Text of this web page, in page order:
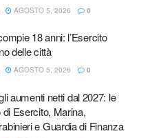
AGOSTO 5, 2026 0
18 anni: l’Esercito
delle città
AGOSTO 5, 2026 0
aumenti netti dal 2027: le
Esercito, Marina,
e Guardia di Finanza